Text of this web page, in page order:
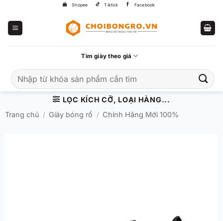
Shopee Tiktok Facebook
Tìm giày theo giá
kiếm:
LỌC KÍCH CỠ, LOẠI HÀNG...
Trang chủ / Giày bóng rổ / Chính Hãng Mới 100%